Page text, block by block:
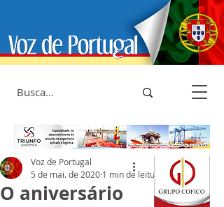
O aniversário
Voz de Portugal
5 de mai. de 2020 1 min de leitura